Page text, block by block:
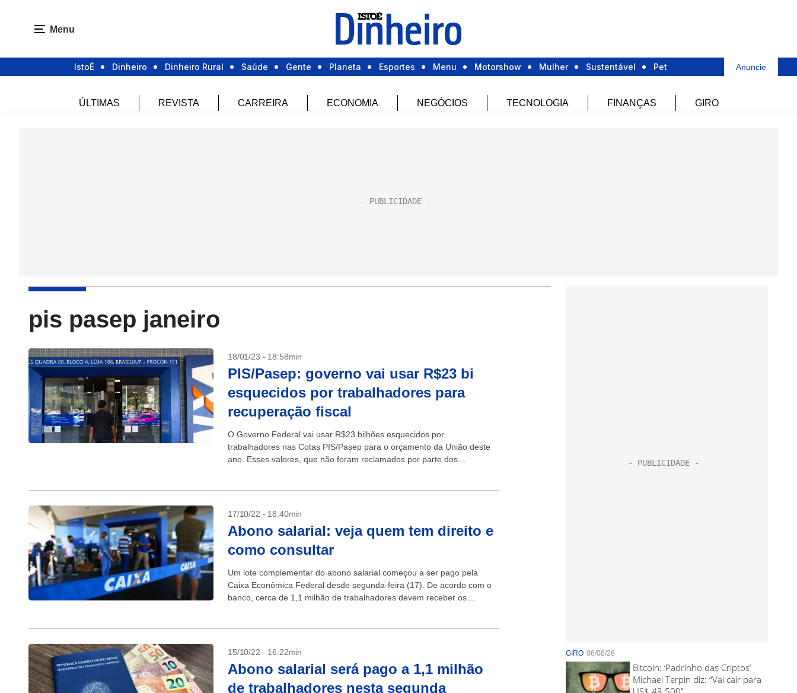
Menu
IstoÉ Dinheiro Dinheiro Rural Saúde Gente Planeta Esportes Menu Motorshow Mulher Sustentável Pet Anuncie
ÚLTIMAS REVISTA CARREIRA ECONOMIA NEGÓCIOS TECNOLOGIA FINANÇAS GIRO
pis pasep janeiro
18/01/23 - 18:58min
PIS/Pasep: governo vai usar R$23 bi
esquecidos por trabalhadores para
recuperação fiscal
O Governo Federal vai usar R$23 bilhões esquecidos por
trabalhadores nas Cotas PIS/Pasep para o orçamento da União deste
ano. Esses valores, que não foram reclamados por parte dos
17/10/22 - 18:40min
Abono salarial: veja quem tem direito e
como consultar
Um lote complementar do abono salarial começou a ser pago pela
Caixa Econômica Federal desde segunda-feira (17). De acordo com o
banco, cerca de 1,1 milhão de trabalhadores devem receber os
15/10/22 - 16:22min
Abono salarial será pago a 1,1 milhão
de trabalhadores nesta segunda
GIRO 06/08/26
Bitcoin: ‘Padrinho das Criptos’
Michael Terpin diz: “Vai cair para